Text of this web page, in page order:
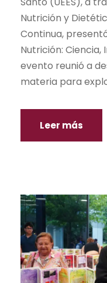
Nutrición y
Continua,
Nutrición: Ciencia,
evento reunió a
materia para
Leer más